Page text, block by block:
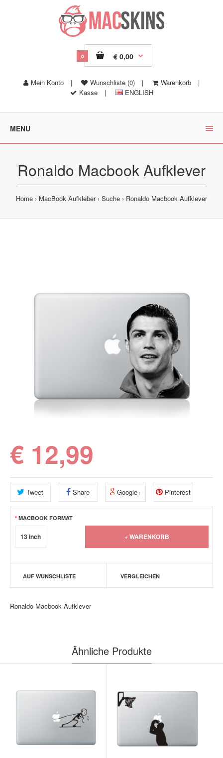
0 € 0,00
Mein Konto | Wunschliste (0) | Warenkorb
|
Kasse
| ENGLISH
MENU
Ronaldo Macbook Aufklever
Home MacBook Aufkleber Suche Ronaldo Macbook Aufklever
€ 12,99
Tweet Share Google+ Pinterest
MACBOOK FORMAT
13 inch
AUF WUNSCHLISTE VERGLEICHEN
Ronaldo Macbook Aufklever
Ähnliche Produkte